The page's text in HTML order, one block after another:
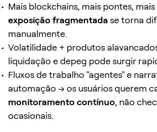
Mais blockchains, mais pontes, mais
exposição fragmentada se torna
manualmente.
Volatilidade + produtos
liquidação e depeg pode surgir
Fluxos de trabalho "agentes" e
automação → os usuários querem
monitoramento contínuo, não
ocasionais.